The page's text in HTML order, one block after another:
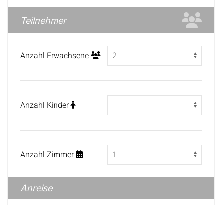
Teilnehmer
Anzahl Erwachsene
Anzahl Kinder
Anzahl Zimmer
Anreise